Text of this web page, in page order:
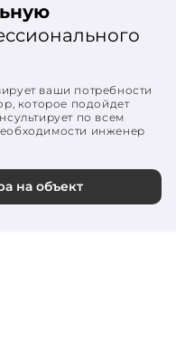
ваши потребности
которое подойдет
по всем
инженер
на объект